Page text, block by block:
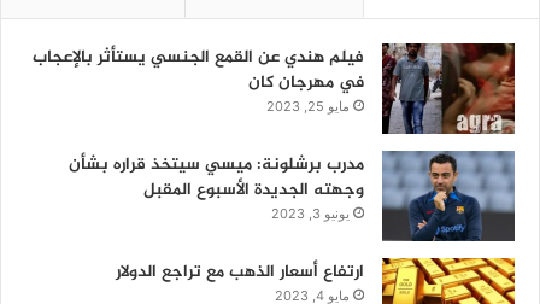
فيلم هندي عن القمع الجنسي يستأثر بالإعجاب
في مهرجان كان
مايو 25, 2023
مدرب برشلونة: ميسي سيتخذ قراره بشأن
وجهته الجديدة الأسبوع المقبل
يونيو 3, 2023
ارتفاع أسعار الذهب مع تراجع الدولار
مايو 4, 2023